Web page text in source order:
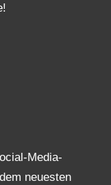
Media-
neuesten